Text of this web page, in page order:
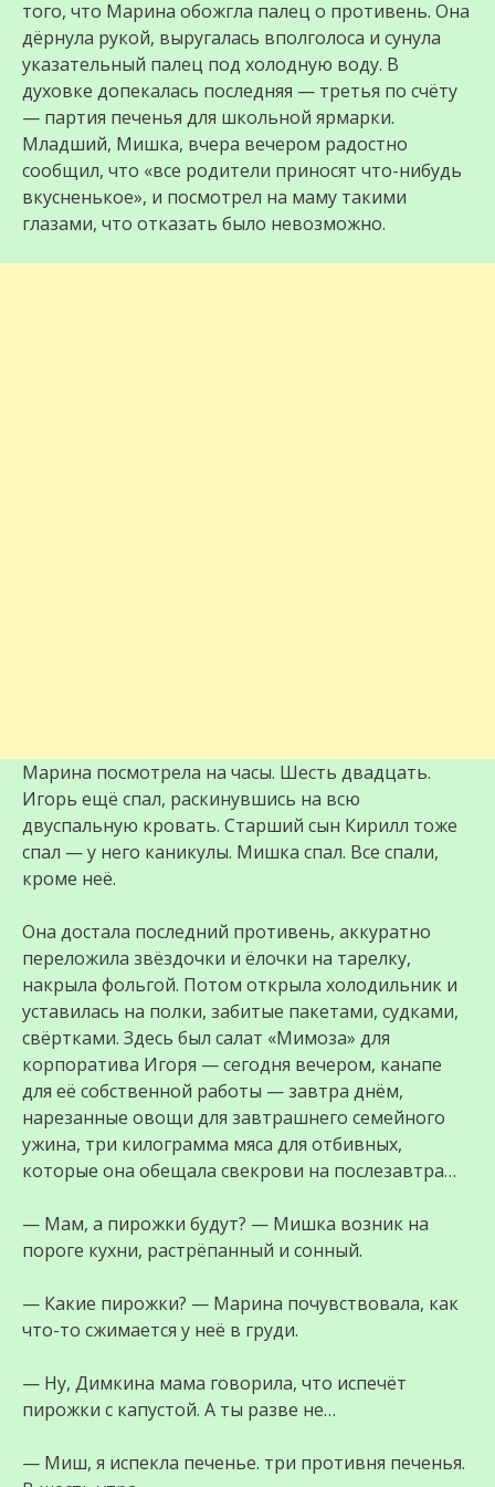
того, что Марина обожгла палец о противень. Она
дёрнула рукой, выругалась вполголоса и сунула
указательный палец под холодную воду. В
духовке допекалась последняя — третья по счёту
— партия печенья для школьной ярмарки.
Младший, Мишка, вчера вечером радостно
сообщил, что «все родители приносят что-нибудь
вкусненькое», и посмотрел на маму такими
глазами, что отказать было невозможно.
Марина посмотрела на часы. Шесть двадцать.
Игорь ещё спал, раскинувшись на всю
двуспальную кровать. Старший сын Кирилл тоже
спал — у него каникулы. Мишка спал. Все спали,
кроме неё.
Она достала последний противень, аккуратно
переложила звёздочки и ёлочки на тарелку,
накрыла фольгой. Потом открыла холодильник и
уставилась на полки, забитые пакетами, судками,
свёртками. Здесь был салат «Мимоза» для
корпоратива Игоря — сегодня вечером, канапе
для её собственной работы — завтра днём,
нарезанные овощи для завтрашнего семейного
ужина, три килограмма мяса для отбивных,
которые она обещала свекрови на послезавтра…
— Мам, а пирожки будут? — Мишка возник на
пороге кухни, растрёпанный и сонный.
— Какие пирожки? — Марина почувствовала, как
что-то сжимается у неё в груди.
— Ну, Димкина мама говорила, что испечёт
пирожки с капустой. А ты разве не…
— Миш, я испекла печенье. три противня печенья.